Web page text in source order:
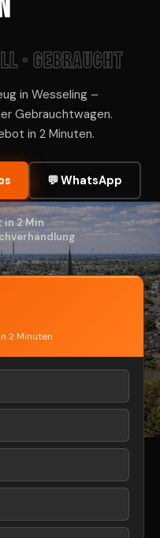
· Gebraucht
in Wesseling –
Gebrauchtwagen.
in 2 Minuten.
💬 WhatsApp
in 2 Min
2 Minuten